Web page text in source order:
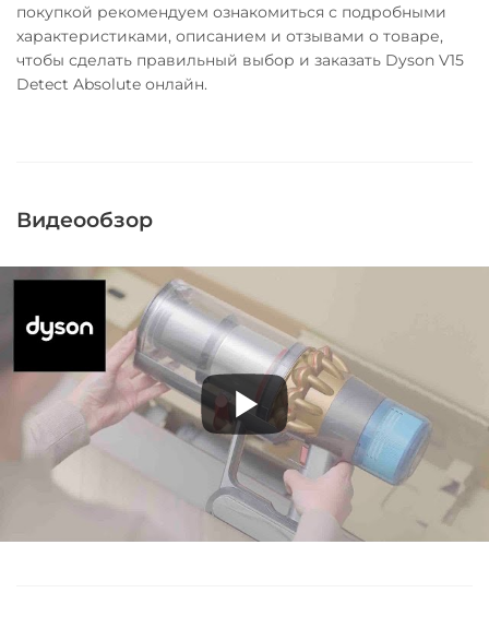
покупкой рекомендуем ознакомиться с подробными
характеристиками, описанием и отзывами о товаре,
чтобы сделать правильный выбор и заказать Dyson V15
Detect Absolute онлайн.
Видеообзор